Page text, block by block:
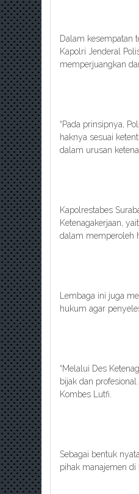
Dalam kesempatan
Kapolri Jenderal
memperjuangkan
“Pada prinsipnya,
haknya sesuai
dalam urusan
Kapolrestabes
Ketenagakerjaan,
dalam memperoleh
Lembaga ini juga
hukum agar
“Melalui Des
bijak dan
Kombes Lutfi.
Sebagai bentuk
pihak manajemen di